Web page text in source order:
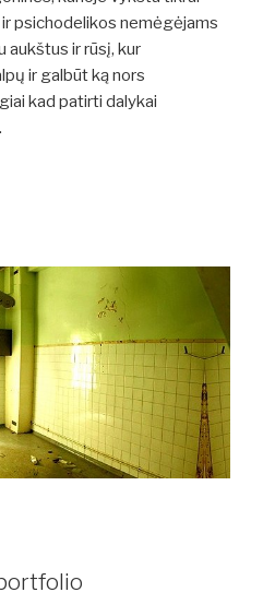
psichodelikos nemėgėjams
aukštus ir rūsį, kur
ir galbūt ką nors
kad patirti dalykai